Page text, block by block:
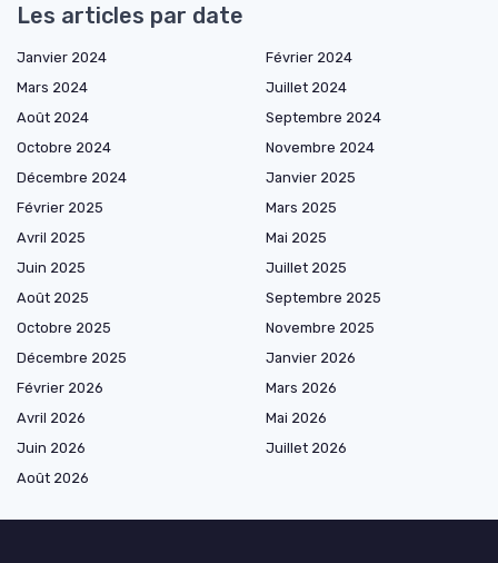
Les articles par date
Janvier 2024
Février 2024
Mars 2024
Juillet 2024
Août 2024
Septembre 2024
Octobre 2024
Novembre 2024
Décembre 2024
Janvier 2025
Février 2025
Mars 2025
Avril 2025
Mai 2025
Juin 2025
Juillet 2025
Août 2025
Septembre 2025
Octobre 2025
Novembre 2025
Décembre 2025
Janvier 2026
Février 2026
Mars 2026
Avril 2026
Mai 2026
Juin 2026
Juillet 2026
Août 2026